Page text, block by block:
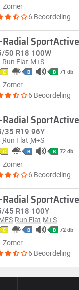
Zomer
6 Beoordeling
Radial SportActive
50 R18 100W
Run Flat M+S
C B B 71 db
Zomer
6 Beoordeling
Radial SportActive
35 R19 96Y
Run Flat M+S
C B B 72 db
Zomer
6 Beoordeling
Radial SportActive
45 R18 100Y
MFS Run Flat M+S
C B B 72 db
Zomer
6 Beoordeling